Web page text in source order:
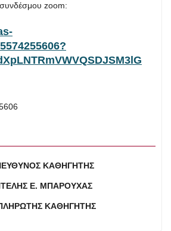
zoom:
ΚΑΘΗΓΗΤΗΣ
Ε. ΜΠΑΡΟΥΧΑΣ
ΚΑΘΗΓΗΤΗΣ